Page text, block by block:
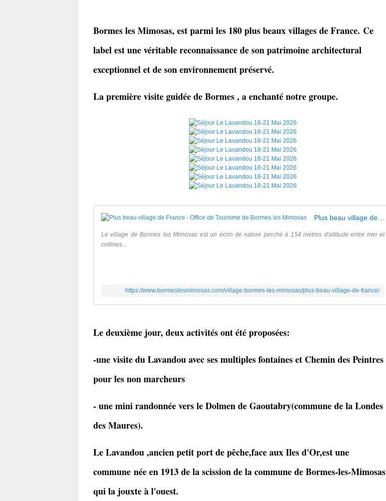
Bormes les Mimosas, est parmi les 180 plus beaux villages de France. Ce
label est une véritable reconnaissance de son patrimoine architectural
exceptionnel et de son environnement préservé.
La première visite guidée de Bormes , a enchanté notre groupe.
Le village de Bormes les Mimosas est un écrin de nature perché à 154 mètres d'altitude entre mer et
collines...
https://www.bormeslesmimosas.com/village-bormes-les-mimosas/plus-beau-village-de-france/
Le deuxième jour, deux activités ont été proposées:
-une visite du Lavandou avec ses multiples fontaines et Chemin des Peintres
pour les non marcheurs
- une mini randonnée vers le Dolmen de Gaoutabry(commune de la Londes
des Maures).
Le Lavandou ,ancien petit port de pêche,face aux Iles d'Or,est une
commune née en 1913 de la scission de la commune de Bormes-les-Mimosas
qui la jouxte à l'ouest.